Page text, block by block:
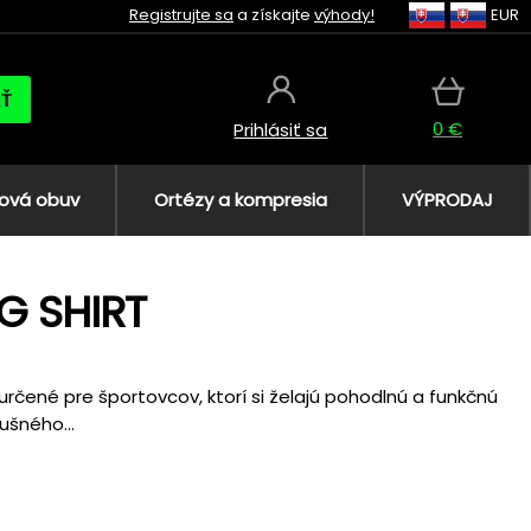
Registrujte sa a získajte výhody! EUR
Prihlásiť sa 0 €
obuv Ortézy a kompresia VÝPRODAJ
SHIRT
pre športovcov, ktorí si želajú pohodlnú a funkčnú